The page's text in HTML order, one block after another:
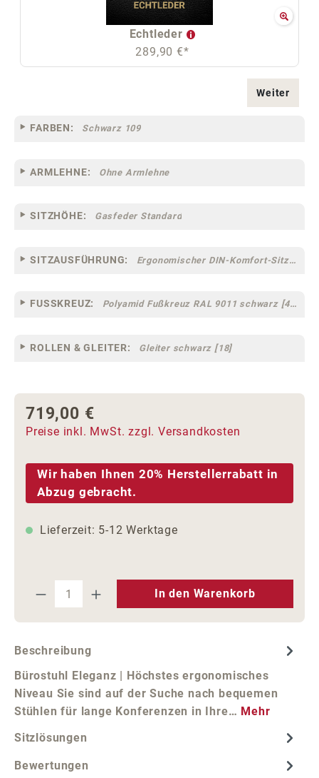
Echtleder
289,90 €*
Weiter
FARBEN: Schwarz 109
ARMLEHNE: Ohne Armlehne
SITZHÖHE: Gasfeder Standard
SITZAUSFÜHRUNG: Ergonomischer DIN-Komfort-Sitz [75]
FUSSKREUZ: Polyamid Fußkreuz RAL 9011 schwarz [44]
ROLLEN & GLEITER: Gleiter schwarz [18]
Regulärer Preis:
719,00 €
Preise inkl. MwSt. zzgl. Versandkosten
Wir haben Ihnen 20% Herstellerrabatt in
Abzug gebracht.
Lieferzeit: 5-12 Werktage
Produkt Anzahl: Gib den
In den Warenkorb
Beschreibung
Bürostuhl Eleganz | Höchstes ergonomisches
Niveau Sie sind auf der Suche nach bequemen
Stühlen für lange Konferenzen in Ihre… Mehr
Sitzlösungen
Bewertungen